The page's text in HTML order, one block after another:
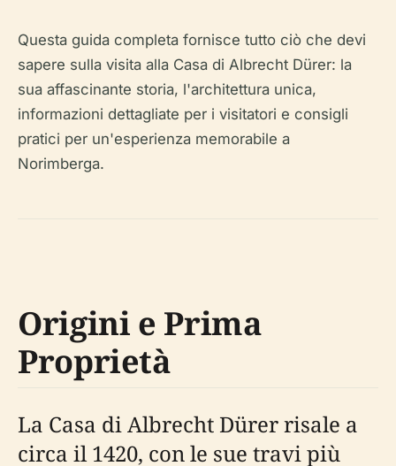
Questa guida completa fornisce tutto ciò che devi
sapere sulla visita alla Casa di Albrecht Dürer: la
sua affascinante storia, l'architettura unica,
informazioni dettagliate per i visitatori e consigli
pratici per un'esperienza memorabile a
Norimberga.
Origini e Prima
Proprietà
La Casa di Albrecht Dürer risale a
circa il 1420, con le sue travi più